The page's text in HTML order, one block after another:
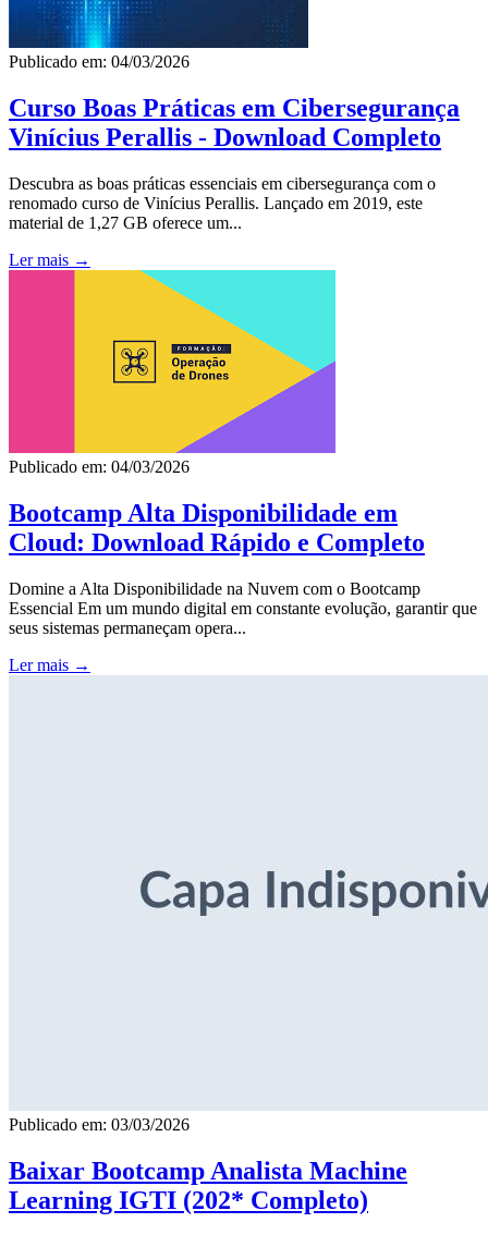
Publicado em: 04/03/2026
Curso Boas Práticas em Cibersegurança
Vinícius Perallis - Download Completo
Descubra as boas práticas essenciais em cibersegurança com o
renomado curso de Vinícius Perallis. Lançado em 2019, este
material de 1,27 GB oferece um...
Ler mais →
Publicado em: 04/03/2026
Bootcamp Alta Disponibilidade em
Cloud: Download Rápido e Completo
Domine a Alta Disponibilidade na Nuvem com o Bootcamp
Essencial Em um mundo digital em constante evolução, garantir que
seus sistemas permaneçam opera...
Ler mais →
Publicado em: 03/03/2026
Baixar Bootcamp Analista Machine
Learning IGTI (202* Completo)